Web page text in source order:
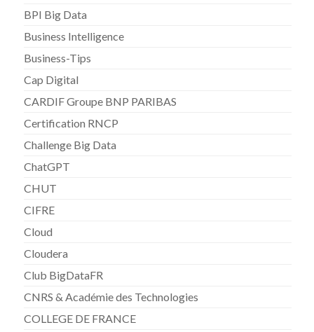
BPI Big Data
Business Intelligence
Business-Tips
Cap Digital
CARDIF Groupe BNP PARIBAS
Certification RNCP
Challenge Big Data
ChatGPT
CHUT
CIFRE
Cloud
Cloudera
Club BigDataFR
CNRS & Académie des Technologies
COLLEGE DE FRANCE